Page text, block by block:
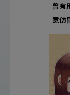
曾有
意仿